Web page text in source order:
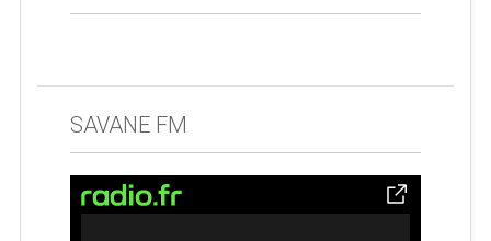
SAVANE FM